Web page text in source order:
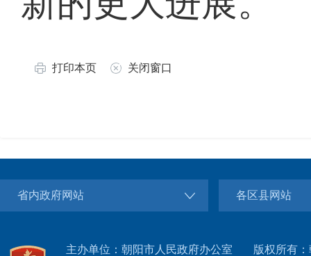
打印本页 关闭窗口
省内政府网站 各区县网站
主办单位：朝阳市人民政府办公室
版权所有